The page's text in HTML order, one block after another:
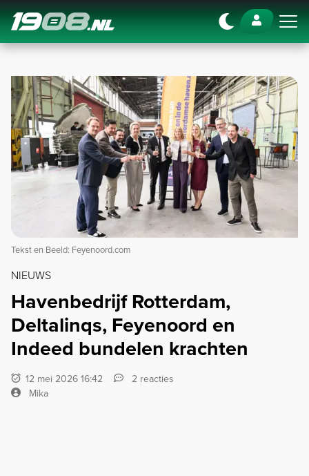
Navigation
Tekst en Beeld: Feyenoord.com
NIEUWS
Havenbedrijf Rotterdam,
Deltalinqs, Feyenoord en
Indeed bundelen krachten
12 mei 2026 16:42
2 reacties
Mika